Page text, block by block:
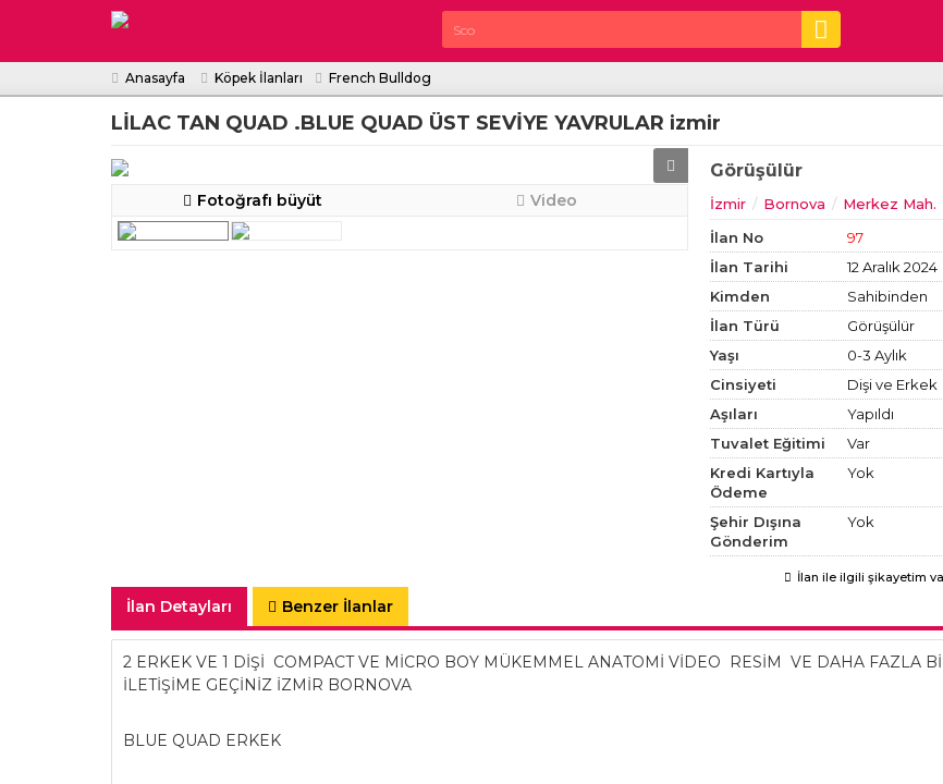
Anasayfa Köpek İlanları French Bulldog
LİLAC TAN QUAD .BLUE QUAD ÜST SEVİYE YAVRULAR izmir
Fotoğrafı büyüt Video
Görüşülür
İzmir Bornova
Merkez Mah.
İlan No
97
İlan Tarihi
12 Aralık 2024
Kimden
Sahibinden
İlan Türü
Görüşülür
Yaşı
0-3 Aylık
Cinsiyeti
Dişi ve Erkek
Aşıları
Yapıldı
Tuvalet Eğitimi
Var
Kredi Kartıyla
Ödeme
Yok
Şehir Dışına
Gönderim
Yok
İlan ile ilgili şikayetim
İlan Detayları Benzer İlanlar
2 ERKEK VE 1 DİŞİ COMPACT VE MİCRO BOY MÜKEMMEL ANATOMİ VİDEO RESİM VE DAHA FAZLA
İLETİŞİME GEÇİNİZ İZMİR BORNOVA
BLUE QUAD ERKEK